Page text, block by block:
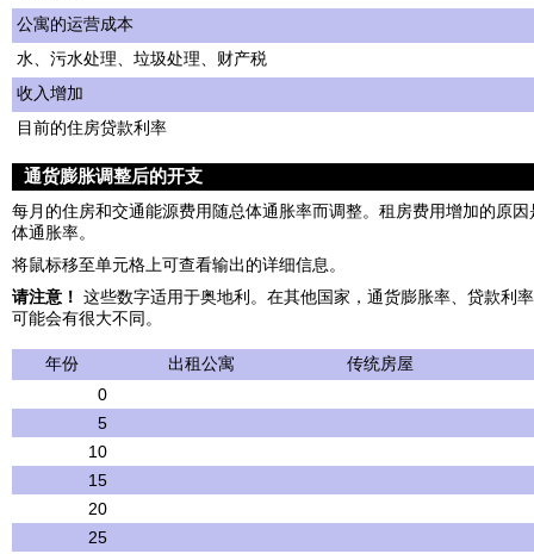
公寓的运营成本
水、污水处理、垃圾处理、财产税
收入增加
目前的住房贷款利率
通货膨胀调整后的开支
每月的住房和交通能源费用随总体通胀率而调整。租房费用增加的原
体通胀率。
将鼠标移至单元格上可查看输出的详细信息。
请注意！ 这些数字适用于奥地利。在其他国家，通货膨胀率、贷款利
可能会有很大不同。
年份 出租公寓
传统房屋
0
5
10
15
20
25